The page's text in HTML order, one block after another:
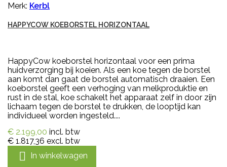
Merk: Kerbl
HAPPYCOW KOEBORSTEL HORIZONTAAL
HappyCow koeborstel horizontaal voor een prima
huidverzorging bij koeien. Als een koe tegen de borstel
aan komt dan gaat de borstel automatisch draaien. Een
koeborstel geeft een verhoging van melkproduktie en
rust in de stal, koe schakelt het apparaat zelf in door zijn
lichaam tegen de borstel te drukken, de looptijd kan
individueel worden ingesteld....
€ 2.199,00 incl. btw
€ 1.817,36 excl. btw
 In winkelwagen